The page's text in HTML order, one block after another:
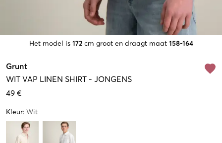
Het model is 172 cm groot en draagt maat 158-164
Grunt
WIT VAP LINEN SHIRT - JONGENS
49 €
Kleur: Wit